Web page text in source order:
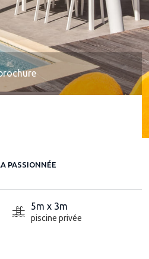
PASSIONNÉE
5m x 3m
piscine privée